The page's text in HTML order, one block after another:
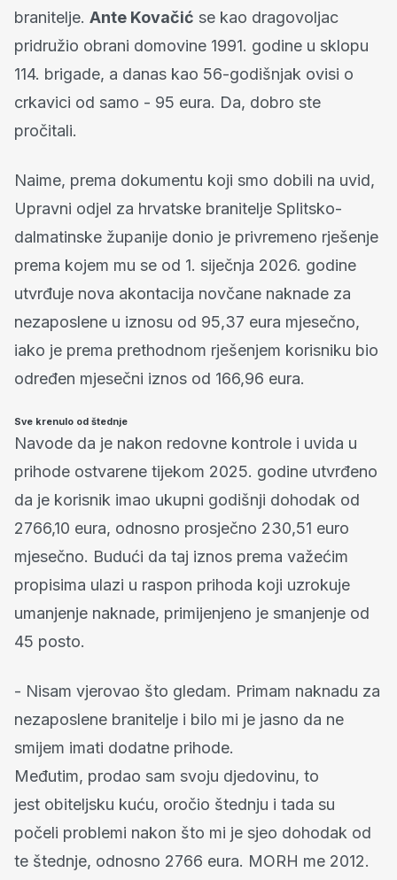
branitelje. Ante Kovačić se kao dragovoljac
pridružio obrani domovine 1991. godine u sklopu
114. brigade, a danas kao 56-godišnjak ovisi o
crkavici od samo - 95 eura. Da, dobro ste
pročitali.
Naime, prema dokumentu koji smo dobili na uvid,
Upravni odjel za hrvatske branitelje Splitsko-
dalmatinske županije donio je privremeno rješenje
prema kojem mu se od 1. siječnja 2026. godine
utvrđuje nova akontacija novčane naknade za
nezaposlene u iznosu od 95,37 eura mjesečno,
iako je prema prethodnom rješenjem korisniku bio
određen mjesečni iznos od 166,96 eura.
Sve krenulo od štednje
Navode da je nakon redovne kontrole i uvida u
prihode ostvarene tijekom 2025. godine utvrđeno
da je korisnik imao ukupni godišnji dohodak od
2766,10 eura, odnosno prosječno 230,51 euro
mjesečno. Budući da taj iznos prema važećim
propisima ulazi u raspon prihoda koji uzrokuje
umanjenje naknade, primijenjeno je smanjenje od
45 posto.
- Nisam vjerovao što gledam. Primam naknadu za
nezaposlene branitelje i bilo mi je jasno da ne
smijem imati dodatne prihode.
Međutim, prodao sam svoju djedovinu, to
jest obiteljsku kuću, oročio štednju i tada su
počeli problemi nakon što mi je sjeo dohodak od
te štednje, odnosno 2766 eura. MORH me 2012.